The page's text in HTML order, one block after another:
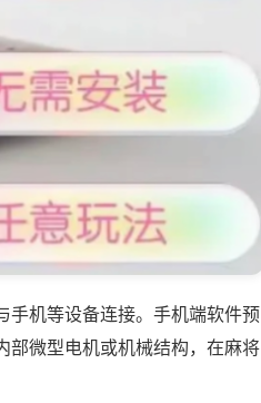
手机等设备连接。手机端软件预
部微型电机或机械结构，在麻将